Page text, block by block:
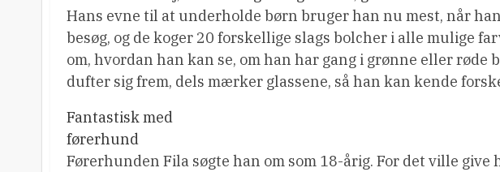
Hans evne til at underholde børn bruger han nu mest, når
besøg, og de koger 20 forskellige slags bolcher i alle mulige
om, hvordan han kan se, om han har gang i grønne eller
dufter sig frem, dels mærker glassene, så han kan kende
Fantastisk med
førerhund
Førerhunden Fila søgte han om som 18-årig. For det ville give